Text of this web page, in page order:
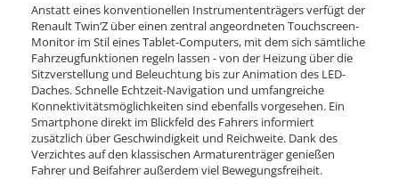
Anstatt eines konventionellen Instrumententrägers verfügt der
Renault Twin’Z über einen zentral angeordneten Touchscreen-
Monitor im Stil eines Tablet-Computers, mit dem sich sämtliche
Fahrzeugfunktionen regeln lassen - von der Heizung über die
Sitzverstellung und Beleuchtung bis zur Animation des LED-
Daches. Schnelle Echtzeit-Navigation und umfangreiche
Konnektivitätsmöglichkeiten sind ebenfalls vorgesehen. Ein
Smartphone direkt im Blickfeld des Fahrers informiert
zusätzlich über Geschwindigkeit und Reichweite. Dank des
Verzichtes auf den klassischen Armaturenträger genießen
Fahrer und Beifahrer außerdem viel Bewegungsfreiheit.